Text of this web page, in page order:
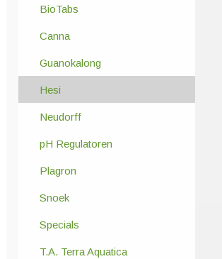
BioTabs
Canna
Guanokalong
Hesi
Neudorff
pH Regulatoren
Plagron
Snoek
Specials
T.A. Terra Aquatica